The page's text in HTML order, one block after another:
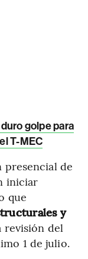
golpe para
T-MEC
presencial de
iniciar
que
y
revisión del
1 de julio.